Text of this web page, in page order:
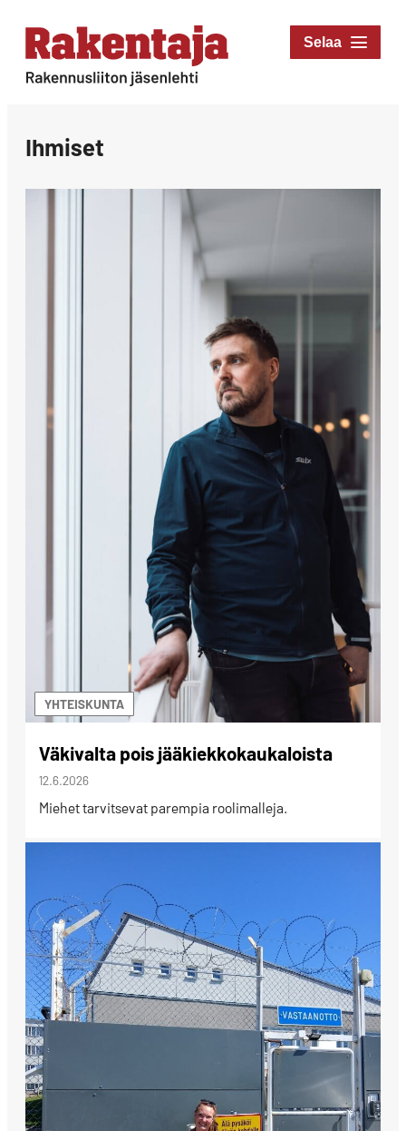
Siirry
suoraan
sisältöön
Rakentaja-lehti
Ihmiset
YHTEISKUNTA
Väkivalta pois jääkiekkokaukaloista
12.6.2026
Miehet tarvitsevat parempia roolimalleja.